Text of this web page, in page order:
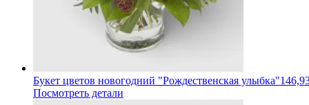
Букет цветов новогодний "Рождественская улыбка"
Посмотреть детали